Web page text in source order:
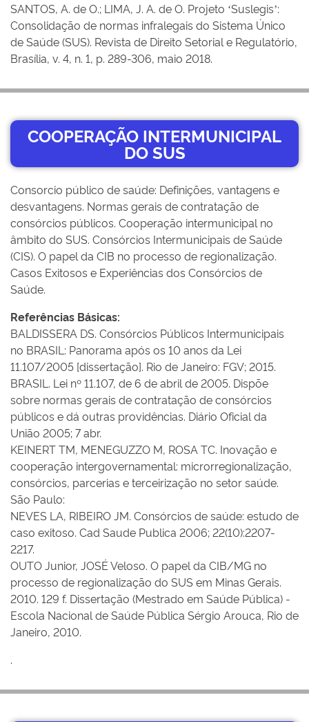
SANTOS, A. de O.; LIMA, J. A. de O. Projeto ‘Suslegis’:
Consolidação de normas infralegais do Sistema Único
de Saúde (SUS). Revista de Direito Setorial e Regulatório,
Brasília, v. 4, n. 1, p. 289-306, maio 2018.
COOPERAÇÃO INTERMUNICIPAL
DO SUS
Consorcio público de saúde: Definições, vantagens e
desvantagens. Normas gerais de contratação de
consórcios públicos. Cooperação intermunicipal no
âmbito do SUS. Consórcios Intermunicipais de Saúde
(CIS). O papel da CIB no processo de regionalização.
Casos Exitosos e Experiências dos Consórcios de
Saúde.
Referências Básicas:
BALDISSERA DS. Consórcios Públicos Intermunicipais
no BRASIL: Panorama após os 10 anos da Lei
11.107/2005 [dissertação]. Rio de Janeiro: FGV; 2015.
BRASIL. Lei nº 11.107, de 6 de abril de 2005. Dispõe
sobre normas gerais de contratação de consórcios
públicos e dá outras providências. Diário Oficial da
União 2005; 7 abr.
KEINERT TM, MENEGUZZO M, ROSA TC. Inovação e
cooperação intergovernamental: microrregionalização,
consórcios, parcerias e terceirização no setor saúde.
São Paulo:
NEVES LA, RIBEIRO JM. Consórcios de saúde: estudo de
caso exitoso. Cad Saude Publica 2006; 22(10):2207-
2217.
OUTO Junior, JOSÉ Veloso. O papel da CIB/MG no
processo de regionalização do SUS em Minas Gerais.
2010. 129 f. Dissertação (Mestrado em Saúde Pública) -
Escola Nacional de Saúde Pública Sérgio Arouca, Rio de
Janeiro, 2010.
.